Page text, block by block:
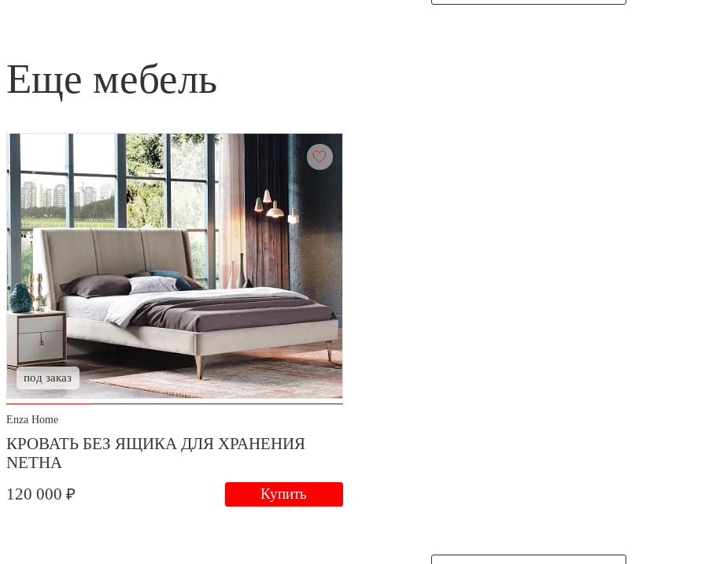
еще мебель
под заказ
Enza Home
КРОВАТЬ БЕЗ ЯЩИКА ДЛЯ ХРАНЕНИЯ
NETHA
120 000 ₽
Купить